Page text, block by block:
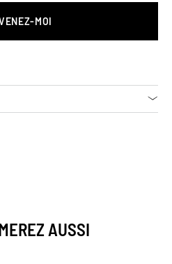
MOI
AUSSI